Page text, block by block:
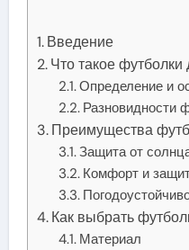
Введение
Что такое
Определение и
Разновидности
Преимущества
Защита от
Комфорт и
Как выбрать
Материал